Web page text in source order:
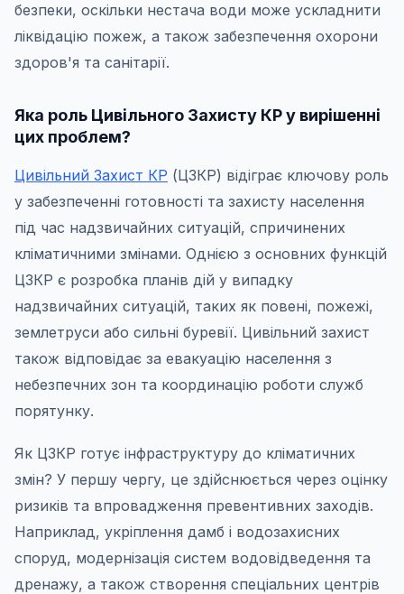
безпеки, оскільки нестача води може ускладнити
ліквідацію пожеж, а також забезпечення охорони
здоров'я та санітарії.
Яка роль Цивільного Захисту КР у вирішенні
цих проблем?
Цивільний Захист КР (ЦЗКР) відіграє ключову роль
у забезпеченні готовності та захисту населення
під час надзвичайних ситуацій, спричинених
кліматичними змінами. Однією з основних функцій
ЦЗКР є розробка планів дій у випадку
надзвичайних ситуацій, таких як повені, пожежі,
землетруси або сильні буревії. Цивільний захист
також відповідає за евакуацію населення з
небезпечних зон та координацію роботи служб
порятунку.
Як ЦЗКР готує інфраструктуру до кліматичних
змін? У першу чергу, це здійснюється через оцінку
ризиків та впровадження превентивних заходів.
Наприклад, укріплення дамб і водозахисних
споруд, модернізація систем водовідведення та
дренажу, а також створення спеціальних центрів